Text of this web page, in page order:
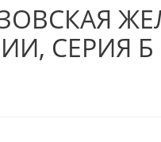
СЕРИЯ Б